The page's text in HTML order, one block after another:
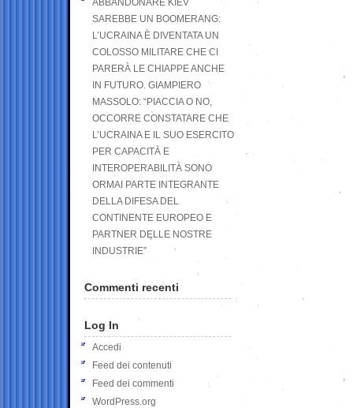
ABBANDONARE KIEV
SAREBBE UN BOOMERANG:
L’UCRAINA È DIVENTATA UN
COLOSSO MILITARE CHE CI
PARERÀ LE CHIAPPE ANCHE
IN FUTURO. GIAMPIERO
MASSOLO: “PIACCIA O NO,
OCCORRE CONSTATARE CHE
L’UCRAINA E IL SUO ESERCITO
PER CAPACITÀ E
INTEROPERABILITÀ SONO
ORMAI PARTE INTEGRANTE
DELLA DIFESA DEL
CONTINENTE EUROPEO E
PARTNER DELLE NOSTRE
INDUSTRIE”
Commenti recenti
Log In
Accedi
Feed dei contenuti
Feed dei commenti
WordPress.org